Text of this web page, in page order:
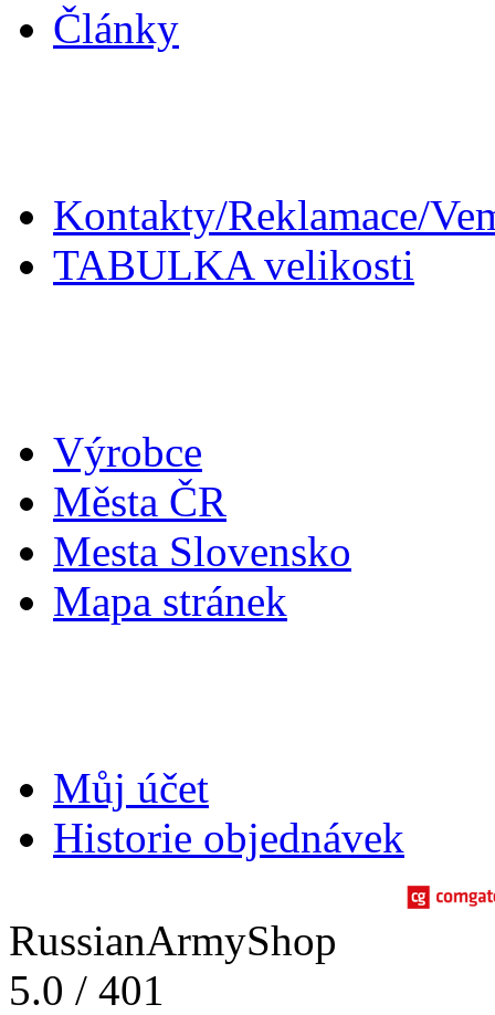
Články
Kontakty/Reklamace/
TABULKA velikosti
Výrobce
Města ČR
Mesta Slovensko
Mapa stránek
Můj účet
Historie objednávek
RussianArmyShop
5.0 / 401